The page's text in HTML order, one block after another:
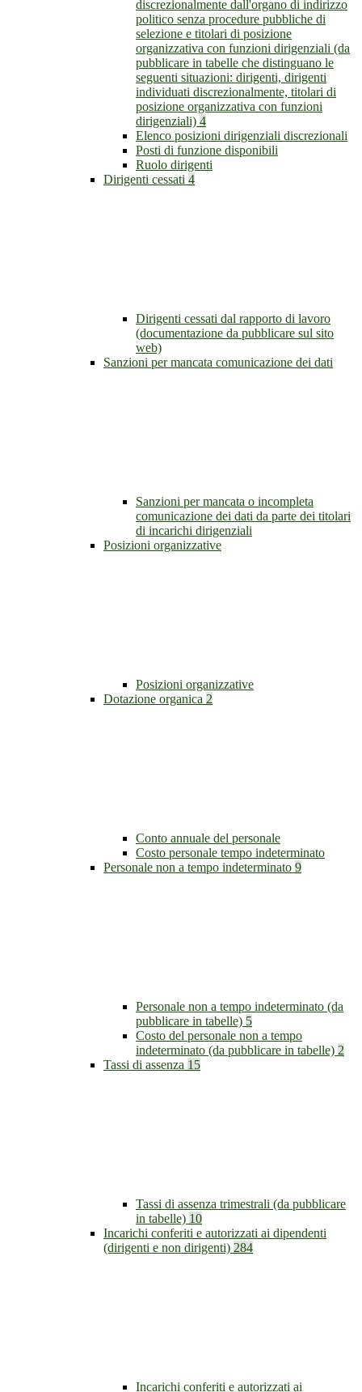
discrezionalmente dall'organo di indirizzo
politico senza procedure pubbliche di
selezione e titolari di posizione
organizzativa con funzioni dirigenziali (da
pubblicare in tabelle che distinguano le
seguenti situazioni: dirigenti, dirigenti
individuati discrezionalmente, titolari di
posizione organizzativa con funzioni
dirigenziali) 4
Elenco posizioni dirigenziali discrezionali
Posti di funzione disponibili
Ruolo dirigenti
Dirigenti cessati 4
Dirigenti cessati dal rapporto di lavoro
(documentazione da pubblicare sul sito
web)
Sanzioni per mancata comunicazione dei dati
Sanzioni per mancata o incompleta
comunicazione dei dati da parte dei titolari
di incarichi dirigenziali
Posizioni organizzative
Posizioni organizzative
Dotazione organica 2
Conto annuale del personale
Costo personale tempo indeterminato
Personale non a tempo indeterminato 9
Personale non a tempo indeterminato (da
pubblicare in tabelle) 5
Costo del personale non a tempo
indeterminato (da pubblicare in tabelle) 2
Tassi di assenza 15
Tassi di assenza trimestrali (da pubblicare
in tabelle) 10
Incarichi conferiti e autorizzati ai dipendenti
(dirigenti e non dirigenti) 284
Incarichi conferiti e autorizzati ai